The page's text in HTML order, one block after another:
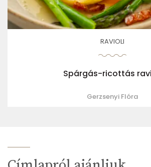
RAVIOLI
Spárgás-ricottás
Gerzsenyi Flóra